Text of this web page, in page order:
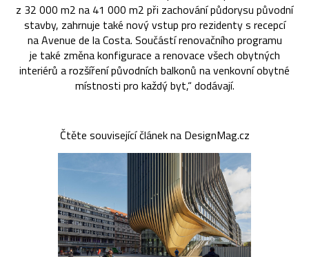
z 32 000 m2 na 41 000 m2 při zachování půdorysu původní
stavby, zahrnuje také nový vstup pro rezidenty s recepcí
na Avenue de la Costa. Součástí renovačního programu
je také změna konfigurace a renovace všech obytných
interiérů a rozšíření původních balkonů na venkovní obytné
místnosti pro každý byt,“ dodávají.
Čtěte související článek na DesignMag.cz